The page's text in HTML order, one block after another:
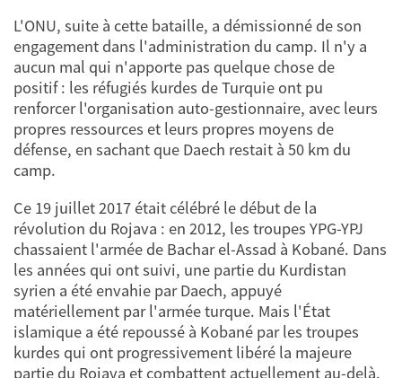
L'ONU, suite à cette bataille, a démissionné de son
engagement dans l'administration du camp. Il n'y a
aucun mal qui n'apporte pas quelque chose de
positif : les réfugiés kurdes de Turquie ont pu
renforcer l'organisation auto-gestionnaire, avec leurs
propres ressources et leurs propres moyens de
défense, en sachant que Daech restait à 50 km du
camp.
Ce 19 juillet 2017 était célébré le début de la
révolution du Rojava : en 2012, les troupes YPG-YPJ
chassaient l'armée de Bachar el-Assad à Kobané. Dans
les années qui ont suivi, une partie du Kurdistan
syrien a été envahie par Daech, appuyé
matériellement par l'armée turque. Mais l'État
islamique a été repoussé à Kobané par les troupes
kurdes qui ont progressivement libéré la majeure
partie du Rojava et combattent actuellement au-delà.